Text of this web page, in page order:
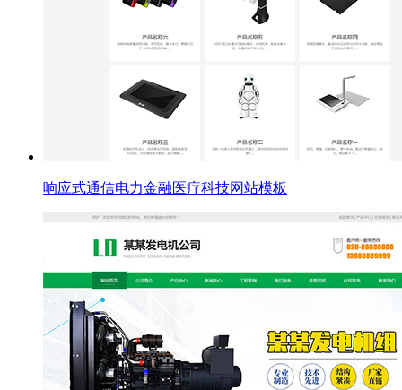
响应式通信电力金融医疗科技网站模板